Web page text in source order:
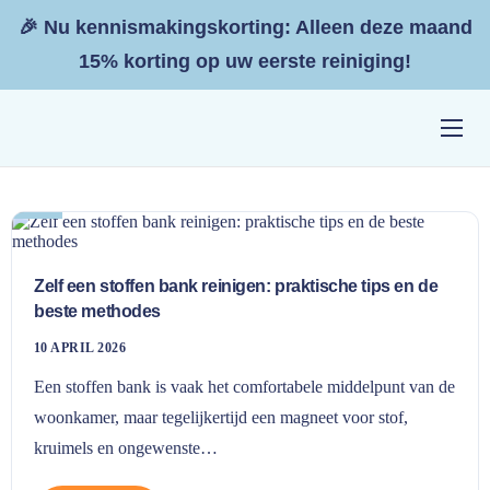
🎉 Nu kennismakingskorting: Alleen deze maand
15% korting op uw eerste reiniging!
Home
Diensten
Tarieven
Zakelijk
Contact
Zelf een stoffen bank reinigen: praktische tips en de
beste methodes
10 APRIL 2026
Een stoffen bank is vaak het comfortabele middelpunt van de
woonkamer, maar tegelijkertijd een magneet voor stof,
kruimels en ongewenste…